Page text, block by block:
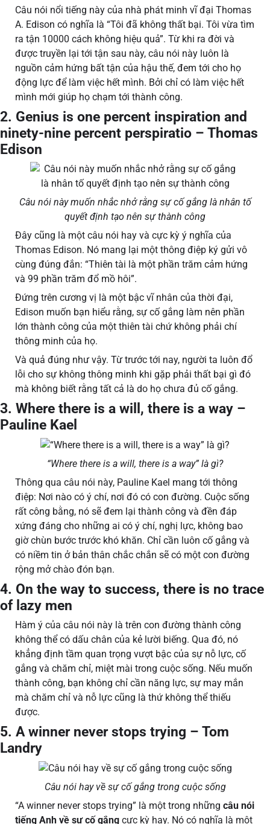
Câu nói nổi tiếng này của nhà phát minh vĩ đại Thomas
A. Edison có nghĩa là “Tôi đã không thất bại. Tôi vừa tìm
ra tận 10000 cách không hiệu quả”. Từ khi ra đời và
được truyền lại tới tận sau này, câu nói này luôn là
nguồn cảm hứng bất tận của hậu thế, đem tới cho họ
động lực để làm việc hết mình. Bởi chỉ có làm việc hết
mình mới giúp họ chạm tới thành công.
2. Genius is one percent inspiration and
ninety-nine percent perspiratio – Thomas
Edison
Câu nói này muốn nhắc nhở rằng sự cố gắng là nhân tố
quyết định tạo nên sự thành công
Đây cũng là một câu nói hay và cực kỳ ý nghĩa của
Thomas Edison. Nó mang lại một thông điệp ký gửi vô
cùng đúng đắn: “Thiên tài là một phần trăm cảm hứng
và 99 phần trăm đổ mồ hôi”.
Đứng trên cương vị là một bậc vĩ nhân của thời đại,
Edison muốn bạn hiểu rằng, sự cố gắng làm nên phần
lớn thành công của một thiên tài chứ không phải chí
thông minh của họ.
Và quả đúng như vậy. Từ trước tới nay, người ta luôn đổ
lỗi cho sự không thông minh khi gặp phải thất bại gì đó
mà không biết rằng tất cả là do họ chưa đủ cố gắng.
3. Where there is a will, there is a way –
Pauline Kael
“Where there is a will, there is a way” là gì?
Thông qua câu nói này, Pauline Kael mang tới thông
điệp: Nơi nào có ý chí, nơi đó có con đường. Cuộc sống
rất công bằng, nó sẽ đem lại thành công và đền đáp
xứng đáng cho những ai có ý chí, nghị lực, không bao
giờ chùn bước trước khó khăn. Chỉ cần luôn cố gắng và
có niềm tin ở bản thân chắc chắn sẽ có một con đường
rộng mở chào đón bạn.
4. On the way to success, there is no trace
of lazy men
Hàm ý của câu nói này là trên con đường thành công
không thể có dấu chân của kẻ lười biếng. Qua đó, nó
khẳng định tầm quan trọng vượt bậc của sự nỗ lực, cố
gắng và chăm chỉ, miệt mài trong cuộc sống. Nếu muốn
thành công, bạn không chỉ cần năng lực, sự may mắn
mà chăm chỉ và nỗ lực cũng là thứ không thể thiếu
được.
5. A winner never stops trying – Tom
Landry
Câu nói hay về sự cố gắng trong cuộc sống
“A winner never stops trying” là một trong những câu nói
tiếng Anh về sự cố gắng cực kỳ hay. Nó có nghĩa là một